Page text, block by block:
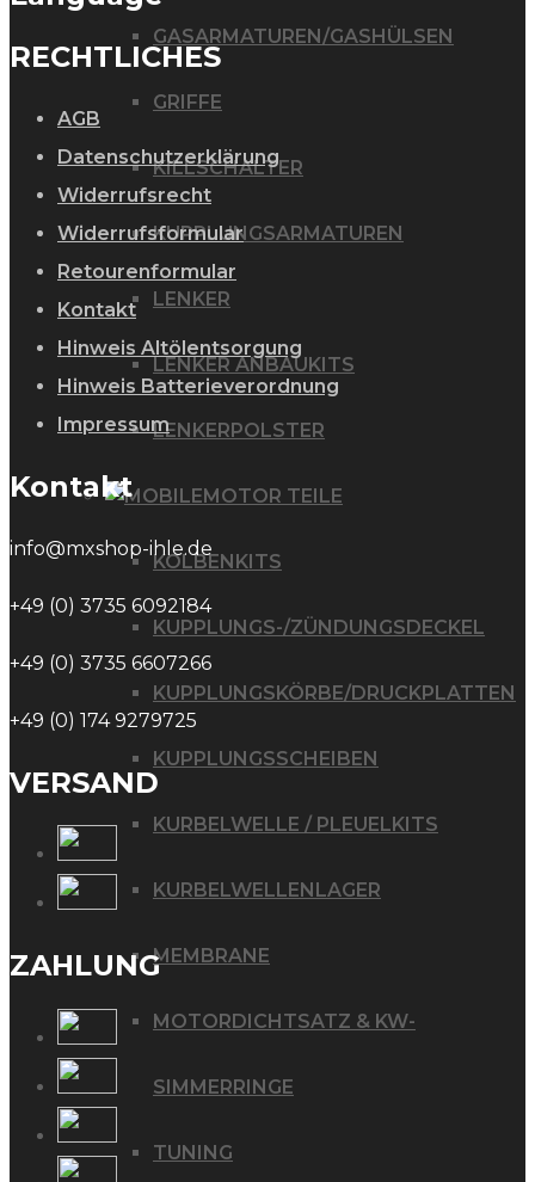
GASARMATUREN/GASHÜLSEN
GRIFFE
KILLSCHALTER
KUPPLUNGSARMATUREN
LENKER
LENKER ANBAUKITS
LENKERPOLSTER
MOTOR TEILE
KOLBENKITS
KUPPLUNGS-/ZÜNDUNGSDECKEL
KUPPLUNGSKÖRBE/DRUCKPLATTEN
KUPPLUNGSSCHEIBEN
KURBELWELLE / PLEUELKITS
KURBELWELLENLAGER
MEMBRANE
MOTORDICHTSATZ & KW-
SIMMERRINGE
TUNING
RECHTLICHES
AGB
Datenschutzerklärung
Widerrufsrecht
Widerrufsformular
Retourenformular
Kontakt
Hinweis Altölentsorgung
Hinweis Batterieverordnung
Impressum
Kontakt
info@mxshop-ihle.de
+49 (0) 3735 6092184
+49 (0) 3735 6607266
+49 (0) 174 9279725
VERSAND
ZAHLUNG